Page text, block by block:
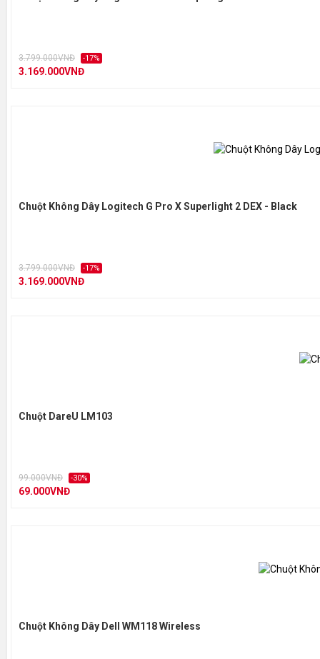
3.799.000VNĐ -17%
3.169.000VNĐ
Chuột Không Dây Logitech G Pro X Superlight 2 DEX - Black
3.799.000VNĐ -17%
3.169.000VNĐ
Chuột DareU LM103
99.000VNĐ -30%
69.000VNĐ
Chuột Không Dây Dell WM118 Wireless